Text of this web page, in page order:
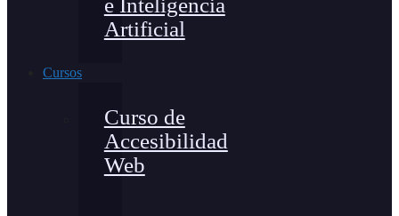
e Inteligencia
Artificial
Cursos
Curso de
Accesibilidad
Web